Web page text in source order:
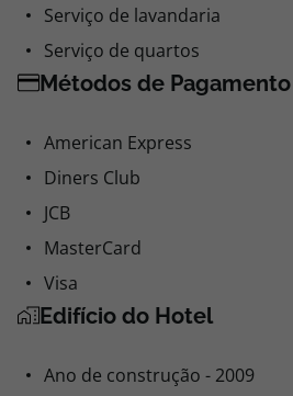
Serviço de lavandaria
Serviço de quartos
Métodos de Pagamento
American Express
Diners Club
JCB
MasterCard
Visa
Edifício do Hotel
Ano de construção - 2009